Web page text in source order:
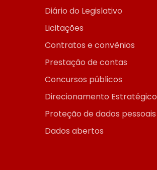
Diário do Legislativo
Licitações
Contratos e convênios
Prestação de contas
Concursos públicos
Direcionamento Estratégico
Proteção de dados pessoais
Dados abertos